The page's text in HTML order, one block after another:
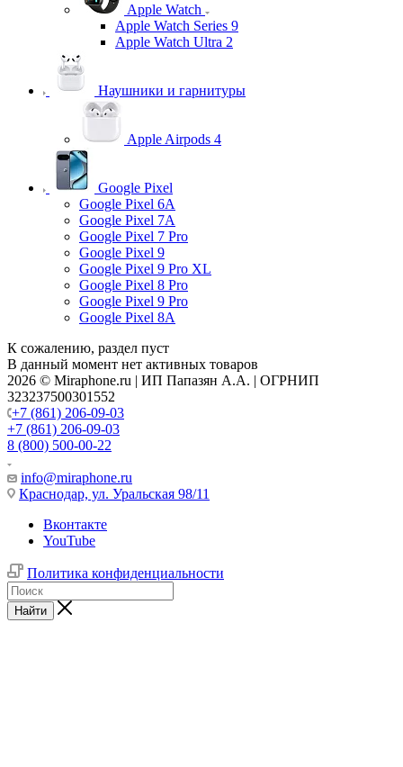
Apple Watch
Apple Watch Series 9
Apple Watch Ultra 2
Наушники и гарнитуры
Apple Airpods 4
Google Pixel
Google Pixel 6A
Google Pixel 7А
Google Pixel 7 Pro
Google Pixel 9
Google Pixel 9 Pro XL
Google Pixel 8 Pro
Google Pixel 9 Pro
Google Pixel 8A
К сожалению, раздел пуст
В данный момент нет активных товаров
2026 © Miraphone.ru | ИП Папазян А.А. | ОГРНИП
323237500301552
+7 (861) 206-09-03
+7 (861) 206-09-03
8 (800) 500-00-22
info@miraphone.ru
Краснодар, ул. Уральская 98/11
Вконтакте
YouTube
Политика конфиденциальности
Найти